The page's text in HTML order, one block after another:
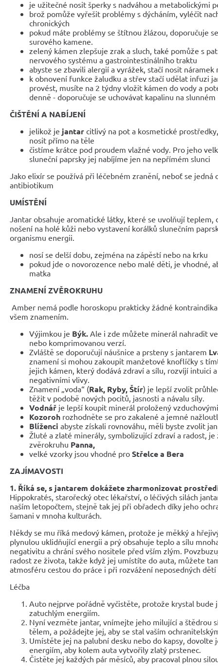
je užitečné nosit šperky s nadváhou a metabolickými
brož pomůže vyřešit problémy s dýcháním, vyléčit
chronických
pokud máte problémy se štítnou žlázou, doporučuje
surového kamene.
zelený kámen zlepšuje zrak a sluch, také pomůže s
nervového systému a gastrointestinálního traktu
abyste se zbavili alergií a vyrážek, stačí nosit náramek
k obnovení funkce žaludku a střev stačí udělat infuzi
provést, musíte na 2 týdny vložit kámen do vody a
denně - doporučuje se uchovávat kapalinu na
ČIŠTĚNÍ A NABÍJENÍ
jelikož je jantar citlivý na pot a kosmetické
nosit přímo na těle
čistíme krátce pod proudem vlažné vody. Pro jeho
sluneční paprsky jej nabíjíme jen na nepřímém slunci
Jako elixír se používá při léčebném zranění, neboť se jedná
antibiotikum
UMÍSTĚNÍ
Jantar obsahuje aromatické látky, které se uvolňují teplem,
nošení na holé kůži nebo vystavení korálků slunečním
organismu energii.
nosí se delší dobu, zejména na zápěstí nebo na krku
pokud jde o novorozence nebo malé děti, je vhodné,
matka
ZNAMENÍ ZVĚROKRUHU
Amber nemá podle horoskopu prakticky žádné
všem znamením.
Výjimkou je Býk. Ale i zde můžete minerál nahradit
nebo komprimovanou verzí.
Zvláště se doporučují náušnice a prsteny s jantarem
znamení si mohou zakoupit manžetové knoflíčky s
jejich kámen, který dodává zdraví a sílu, rozvíjí intuici
negativními vlivy.
Znamení „voda“ (Rak, Ryby, Štír) je lepší zvolit
těžit v podobě nových pocitů, jasnosti a návalu síly.
Vodnář je lepší koupit minerál proložený
Kozoroh rozhodněte se pro zakalené a jemné
Blíženci abyste získali rovnováhu, měli byste zvolit
Žluté a zlaté minerály, symbolizující zdraví a radost, je
zvěrokruhu Panna,
velké vzorky jsou vhodné pro Střelce a Bera
ZAJÍMAVOSTI
1. Říká se, s jantarem dokážete zharmonizovat
Hippokratés, starořecký otec lékařství, o léčivých silách
naším letopočtem, stejně tak jej při obřadech díky jeho
šamani v mnoha kulturách.
Někdy se mu říká medový kámen, protože je měkký a
plynulou uklidňující energii a prý obsahuje teplo a sílu
negativitu a chrání svého nositele před vším zlým.
radost ze života, takže když jej umístíte do auta, můžete
atmosféru cestou do práce i při rozvážení neposedných dětí
Léčba
Auto nejprve pořádně vyčistěte, protože krystal bude
zatuchlým energiím.
Nyní vezměte jantar, vnímejte jeho milující a štědrou
tělem, a požádejte jej, aby se stal vaším
Umístěte jej na palubní desku nebo do kapsy, dovolte
energiím, aby kolem auta vytvořily zlatý prstenec.
Čistěte jej každých pár měsíců, aby pracoval plnou